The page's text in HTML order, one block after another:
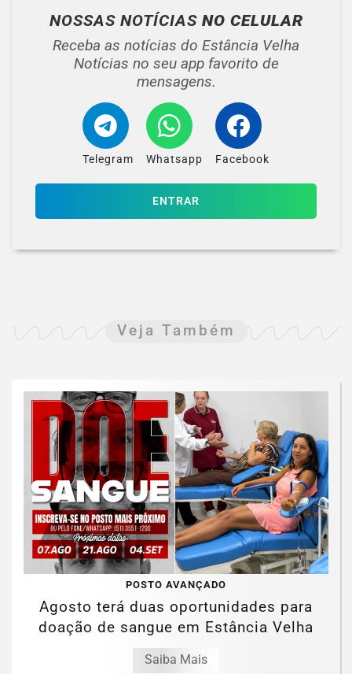
NOSSAS NOTÍCIAS NO CELULAR
Receba as notícias do Estância Velha
Notícias no seu app favorito de
mensagens.
Telegram Whatsapp Facebook
ENTRAR
Veja Também
POSTO AVANÇADO
Agosto terá duas oportunidades para
doação de sangue em Estância Velha
Saiba Mais